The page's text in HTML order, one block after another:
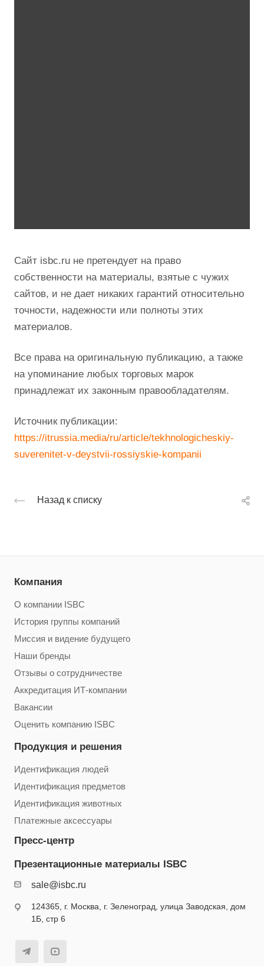
Сайт isbc.ru не претендует на право
собственности на материалы, взятые с чужих
сайтов, и не дает никаких гарантий относительно
точности, надежности или полноты этих
материалов.
Все права на оригинальную публикацию, а также
на упоминание любых торговых марок
принадлежат их законным правообладателям.
Источник публикации:
https://itrussia.media/ru/article/tekhnologicheskiy-
suverenitet-v-deystvii-rossiyskie-kompanii
Назад к списку
Компания
О компании ISBC
История группы компаний
Миссия и видение будущего
Наши бренды
Отзывы о сотрудничестве
Аккредитация ИТ-компании
Вакансии
Оценить компанию ISBC
Продукция и решения
Идентификация людей
Идентификация предметов
Идентификация животных
Платежные аксессуары
Пресс-центр
Презентационные материалы ISBC
sale@isbc.ru
124365, г. Москва, г. Зеленоград, улица Заводская, дом
1Б, стр 6